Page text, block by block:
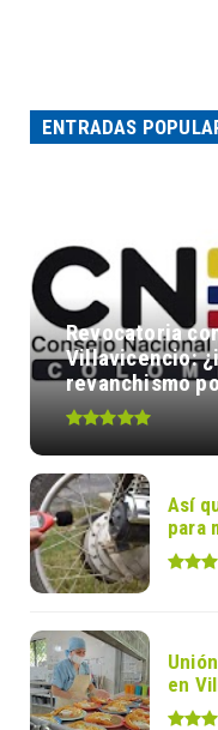
ENTRADAS
Revocatoria
Villavicencio:
revanchismo
Así
para
en